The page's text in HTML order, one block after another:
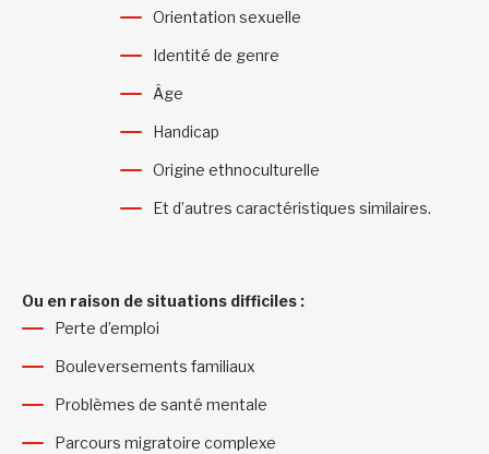
Orientation sexuelle
Identité de genre
Âge
Handicap
Origine ethnoculturelle
Et d’autres caractéristiques similaires.
Ou en raison de situations difficiles :
Perte d’emploi
Bouleversements familiaux
Problèmes de santé mentale
Parcours migratoire complexe